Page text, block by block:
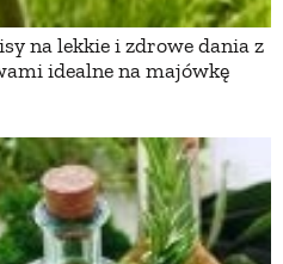
na lekkie i zdrowe dania z
idealne na majówkę
APTECZKA